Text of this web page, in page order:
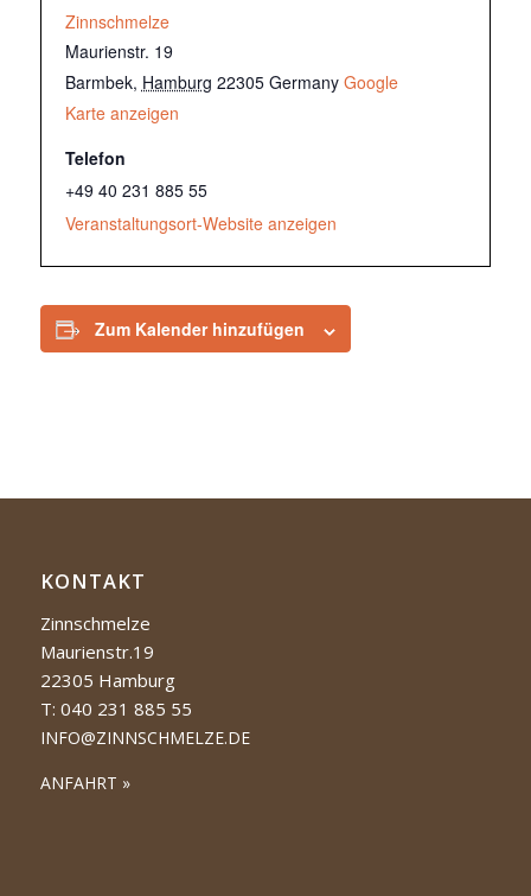
Zinnschmelze
Maurienstr. 19
Barmbek, Hamburg 22305 Germany Google
Karte anzeigen
Telefon
+49 40 231 885 55
Veranstaltungsort-Website anzeigen
Zum Kalender hinzufügen
KONTAKT
Zinnschmelze
Maurienstr.19
22305 Hamburg
T: 040 231 885 55
INFO@ZINNSCHMELZE.DE
ANFAHRT »